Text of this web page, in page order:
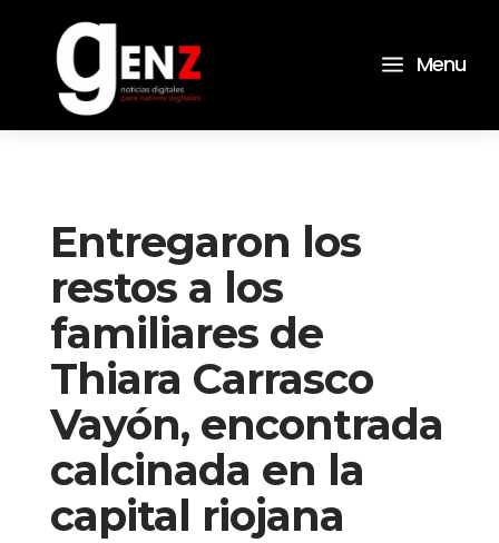
a Menu
Entregaron los
restos a los
familiares de
Thiara Carrasco
Vayón, encontrada
calcinada en la
capital riojana